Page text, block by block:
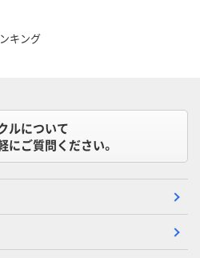
キング
ルについて
にご質問ください。